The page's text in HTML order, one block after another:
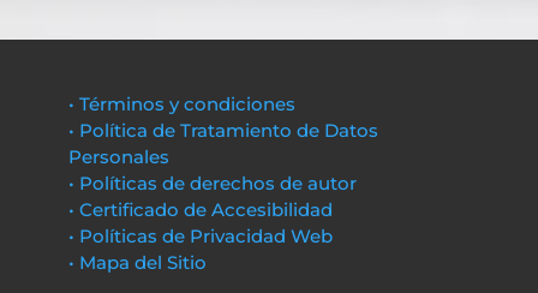
• Términos y condiciones
• Política de Tratamiento de Datos
Personales
• Políticas de derechos de autor
• Certificado de Accesibilidad
• Políticas de Privacidad Web
• Mapa del Sitio